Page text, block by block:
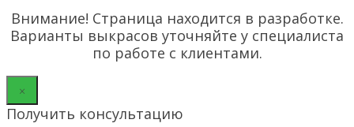
Внимание! Страница находится в разработке.
Варианты выкрасов уточняйте у специалиста
по работе с клиентами.
×
Получить консультацию